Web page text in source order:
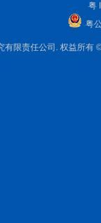
粤
粤
有限责任公司. 权益所